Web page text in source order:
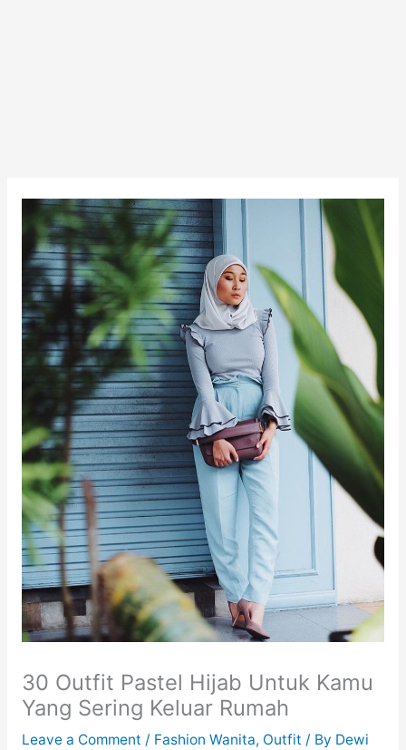
30 Outfit Pastel Hijab Untuk Kamu
Yang Sering Keluar Rumah
Leave a Comment / Fashion Wanita, Outfit / By Dewi